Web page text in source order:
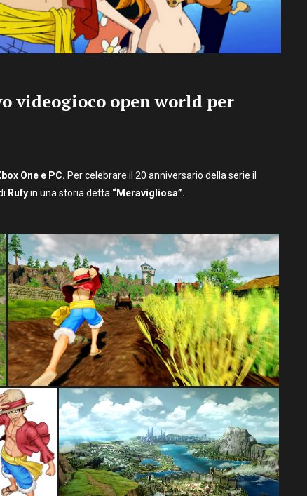
videogioco open world per
One e PC. Per celebrare il 20 anniversario della serie il
Rufyin una storia detta “Meravigliosa”.